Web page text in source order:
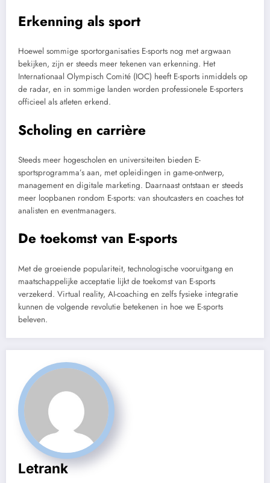
Erkenning als sport
Hoewel sommige sportorganisaties E-sports nog met argwaan
bekijken, zijn er steeds meer tekenen van erkenning. Het
Internationaal Olympisch Comité (IOC) heeft E-sports inmiddels op
de radar, en in sommige landen worden professionele E-sporters
officieel als atleten erkend.
Scholing en carrière
Steeds meer hogescholen en universiteiten bieden E-
sportsprogramma’s aan, met opleidingen in game-ontwerp,
management en digitale marketing. Daarnaast ontstaan er steeds
meer loopbanen rondom E-sports: van shoutcasters en coaches tot
analisten en eventmanagers.
De toekomst van E-sports
Met de groeiende populariteit, technologische vooruitgang en
maatschappelijke acceptatie lijkt de toekomst van E-sports
verzekerd. Virtual reality, AI-coaching en zelfs fysieke integratie
kunnen de volgende revolutie betekenen in hoe we E-sports
beleven.
Letrank